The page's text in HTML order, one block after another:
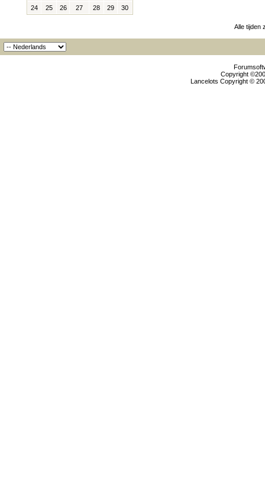
24
25 26 27 28 29 30
Alle tijden
Copyright
Lancelots Copyright ©